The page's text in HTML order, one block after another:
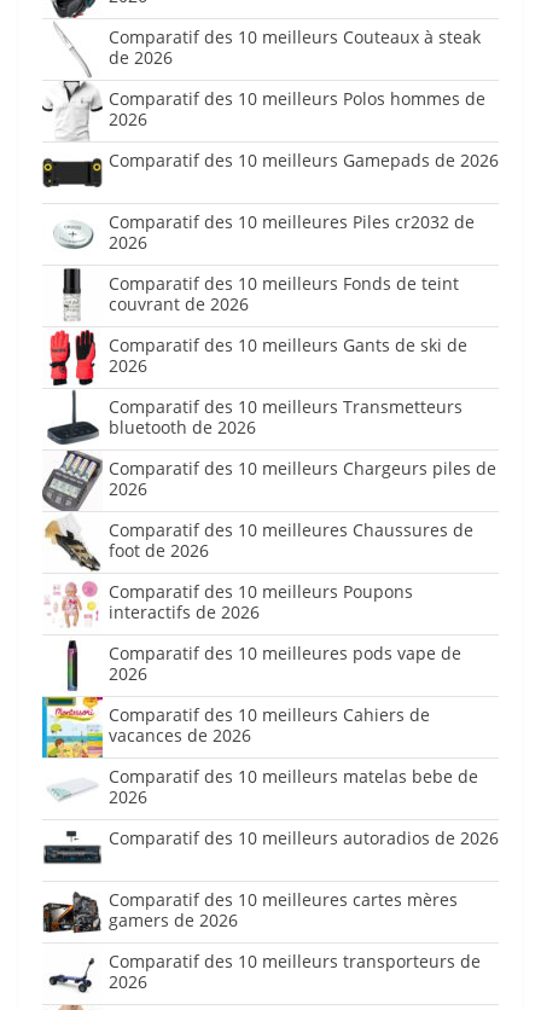
Comparatif des 10 meilleurs Couteaux à steak
de 2026
Comparatif des 10 meilleurs Polos hommes de
2026
Comparatif des 10 meilleurs Gamepads de 2026
Comparatif des 10 meilleures Piles cr2032 de
2026
Comparatif des 10 meilleurs Fonds de teint
couvrant de 2026
Comparatif des 10 meilleurs Gants de ski de
2026
Comparatif des 10 meilleurs Transmetteurs
bluetooth de 2026
Comparatif des 10 meilleurs Chargeurs piles de
2026
Comparatif des 10 meilleures Chaussures de
foot de 2026
Comparatif des 10 meilleurs Poupons
interactifs de 2026
Comparatif des 10 meilleures pods vape de
2026
Comparatif des 10 meilleurs Cahiers de
vacances de 2026
Comparatif des 10 meilleurs matelas bebe de
2026
Comparatif des 10 meilleurs autoradios de 2026
Comparatif des 10 meilleures cartes mères
gamers de 2026
Comparatif des 10 meilleurs transporteurs de
2026